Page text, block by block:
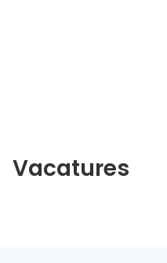
Vacatures